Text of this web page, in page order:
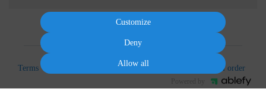
Terms Cancel subscription Cancel order
Customize
Deny
Allow all